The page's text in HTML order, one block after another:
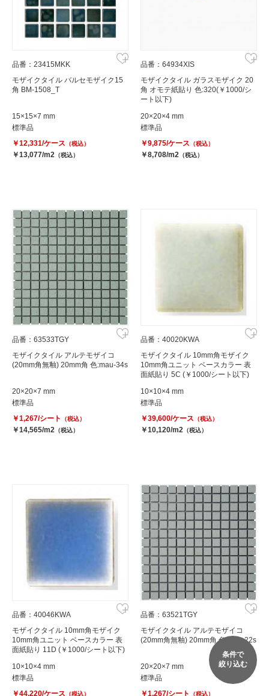
品番：23415MKK
モザイクタイル バルセモザイク15
角 BM-1508_T
15×15×7 mm
標準品
￥12,331/ケース （税込）
￥13,077/m2 （税込）
品番：64934XIS
モザイクタイル ガラスモザイク 20
角 オモテ紙貼り 色:320(￥1000/シ
ート以下)
20×20×4 mm
標準品
￥9,875/ケース （税込）
￥8,708/m2 （税込）
品番：63533TGY
モザイクタイル アルテモザイコ
(20mm角無釉) 20mm角 色:mau-34s
20×20×7 mm
標準品
￥1,267/シート
（税込）
￥14,565/m2 （税込）
品番：40020KWA
モザイクタイル 10mm角モザイク
10mm角ユニット ベースカラー 表
面紙貼り 5C (￥1000/シート以下)
10×10×4 mm
標準品
￥39,600/ケース （税込）
￥10,120/m2 （税込）
品番：40046KWA
モザイクタイル 10mm角モザイク
10mm角ユニット ベースカラー 表
面紙貼り 11D (￥1000/シート以下)
10×10×4 mm
標準品
￥44,220/ケース （税込）
品番：63521TGY
モザイクタイル アルテモザイコ
(20mm角無釉) 20mm角 色:mau-22s
20×20×7 mm
標準品
￥1,267/シート
（税込）
条件で
絞り込む